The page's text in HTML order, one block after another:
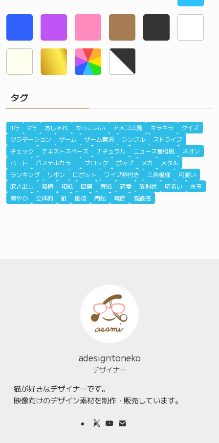
タグ
1行 2行 おしゃれ かっこいい アメコミ風 キラキラ
クイズ
グラデーション
ゲーム ゲーム実況 シンプル
ストライプ
チェック
テキストスペース ナチュラル ニュース番組風
ネオン
ハート
パステルカラー ブロック ポップ メカ
メタル
ランキング
リボン ロボット ワイプ枠付き 三角模様
可愛い
吹き出し
和柄 和風 問題 屏風 恋愛 放射状 明るい
水玉
爽やか
立体的 紙 配信 門松 電飾 高級感
adesigntoneko
デザイナー
猫が好きなデザイナーです。
映像向けのデザイン素材を制作・販売しています。